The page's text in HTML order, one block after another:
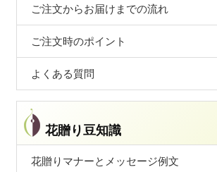
ご注文からお届けまでの流れ
ご注文時のポイント
よくある質問
花贈り豆知識
花贈りマナーとメッセージ例文